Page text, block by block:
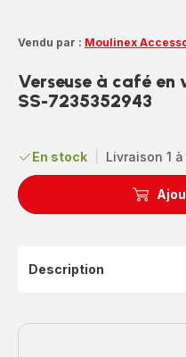
Vendu par : Moulinex
Verseuse à café en
SS-7235352943
En stock Livraison 1
Description